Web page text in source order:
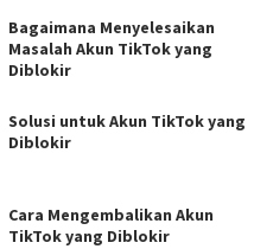
Bagaimana Menyelesaikan
Masalah Akun TikTok yang
Diblokir
Solusi untuk Akun TikTok yang
Diblokir
Cara Mengembalikan Akun
TikTok yang Diblokir